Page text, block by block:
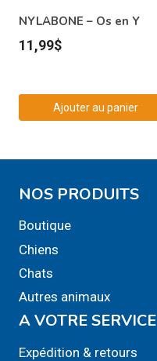
NYLABONE – Os en Y
11,99$
Ajouter au panier
NOS PRODUITS
Boutique
Chiens
Chats
Autres animaux
A VOTRE SERVICE
Expédition & retours